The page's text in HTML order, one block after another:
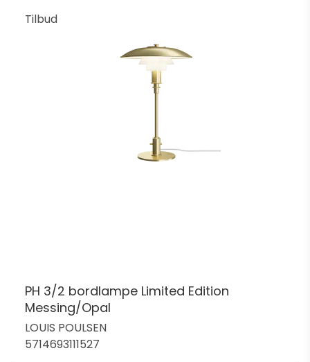
Tilbud
PH 3/2 bordlampe Limited Edition
Messing/Opal
LOUIS POULSEN
5714693111527